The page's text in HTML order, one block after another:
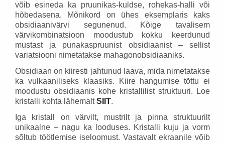
võib esineda ka pruunikas-kuldse, rohekas-halli või
hõbedasena. Mõnikord on ühes eksemplaris kaks
obsidiaanivärvi segunenud. Kõige tavalisem
värvikombinatsioon moodustub kokku keerdunud
mustast ja punakaspruunist obsidiaanist – sellist
variatsiooni nimetatakse mahagonobsidiaaniks.
Obsidiaan on kiiresti jahtunud laava, mida nimetatakse
ka vulkaaniliseks klaasiks. Kiire hangumise tõttu ei
moodustu obsidiaanis kohe kristallilist struktuuri.
Loe
kristalli kohta lähemaltSIIT.
Iga kristall on värvilt, mustrilt ja pinna struktuurilt
unikaalne – nagu ka looduses. Kristalli kuju ja vorm
sõltub töötlemise iseloomust. Vastavalt ekraanile võib